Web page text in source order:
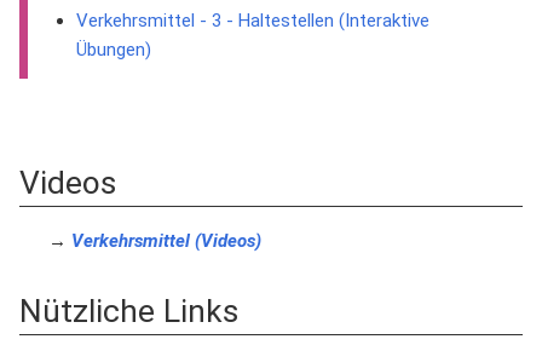
Verkehrsmittel - 3 - Haltestellen (Interaktive
Übungen)
Videos
→ Verkehrsmittel (Videos)
Nützliche Links